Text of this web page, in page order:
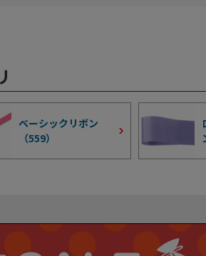
ベーシックリボン
（559）